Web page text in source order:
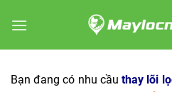
Bạn đang có nhu cầu thay lõi